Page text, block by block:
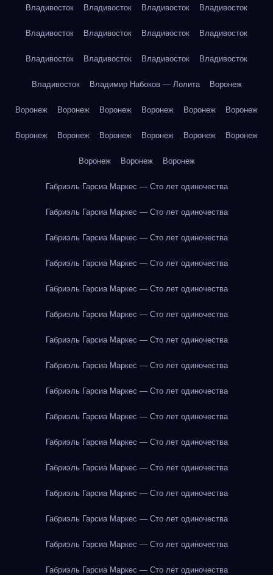
Владивосток Владивосток Владивосток Владивосток
Владивосток Владивосток Владивосток Владивосток
Владивосток Владивосток Владивосток Владивосток
Владивосток Владимир Набоков — Лолита Воронеж
Воронеж Воронеж Воронеж Воронеж Воронеж Воронеж
Воронеж Воронеж Воронеж Воронеж Воронеж Воронеж
Воронеж Воронеж Воронеж
Габриэль Гарсиа Маркес — Сто лет одиночества
Габриэль Гарсиа Маркес — Сто лет одиночества
Габриэль Гарсиа Маркес — Сто лет одиночества
Габриэль Гарсиа Маркес — Сто лет одиночества
Габриэль Гарсиа Маркес — Сто лет одиночества
Габриэль Гарсиа Маркес — Сто лет одиночества
Габриэль Гарсиа Маркес — Сто лет одиночества
Габриэль Гарсиа Маркес — Сто лет одиночества
Габриэль Гарсиа Маркес — Сто лет одиночества
Габриэль Гарсиа Маркес — Сто лет одиночества
Габриэль Гарсиа Маркес — Сто лет одиночества
Габриэль Гарсиа Маркес — Сто лет одиночества
Габриэль Гарсиа Маркес — Сто лет одиночества
Габриэль Гарсиа Маркес — Сто лет одиночества
Габриэль Гарсиа Маркес — Сто лет одиночества
Габриэль Гарсиа Маркес — Сто лет одиночества